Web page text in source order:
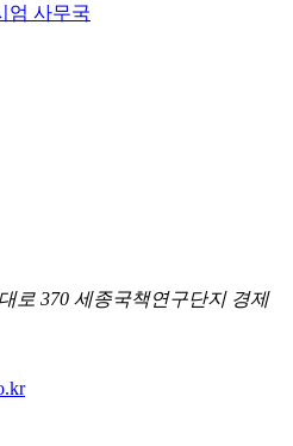
엄 사무국
로 370 세종국책연구단지 경제